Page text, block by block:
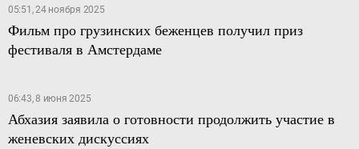
05:51, 24 ноября 2025
Фильм про грузинских беженцев получил приз
фестиваля в Амстердаме
06:43, 8 июня 2025
Абхазия заявила о готовности продолжить участие в
женевских дискуссиях